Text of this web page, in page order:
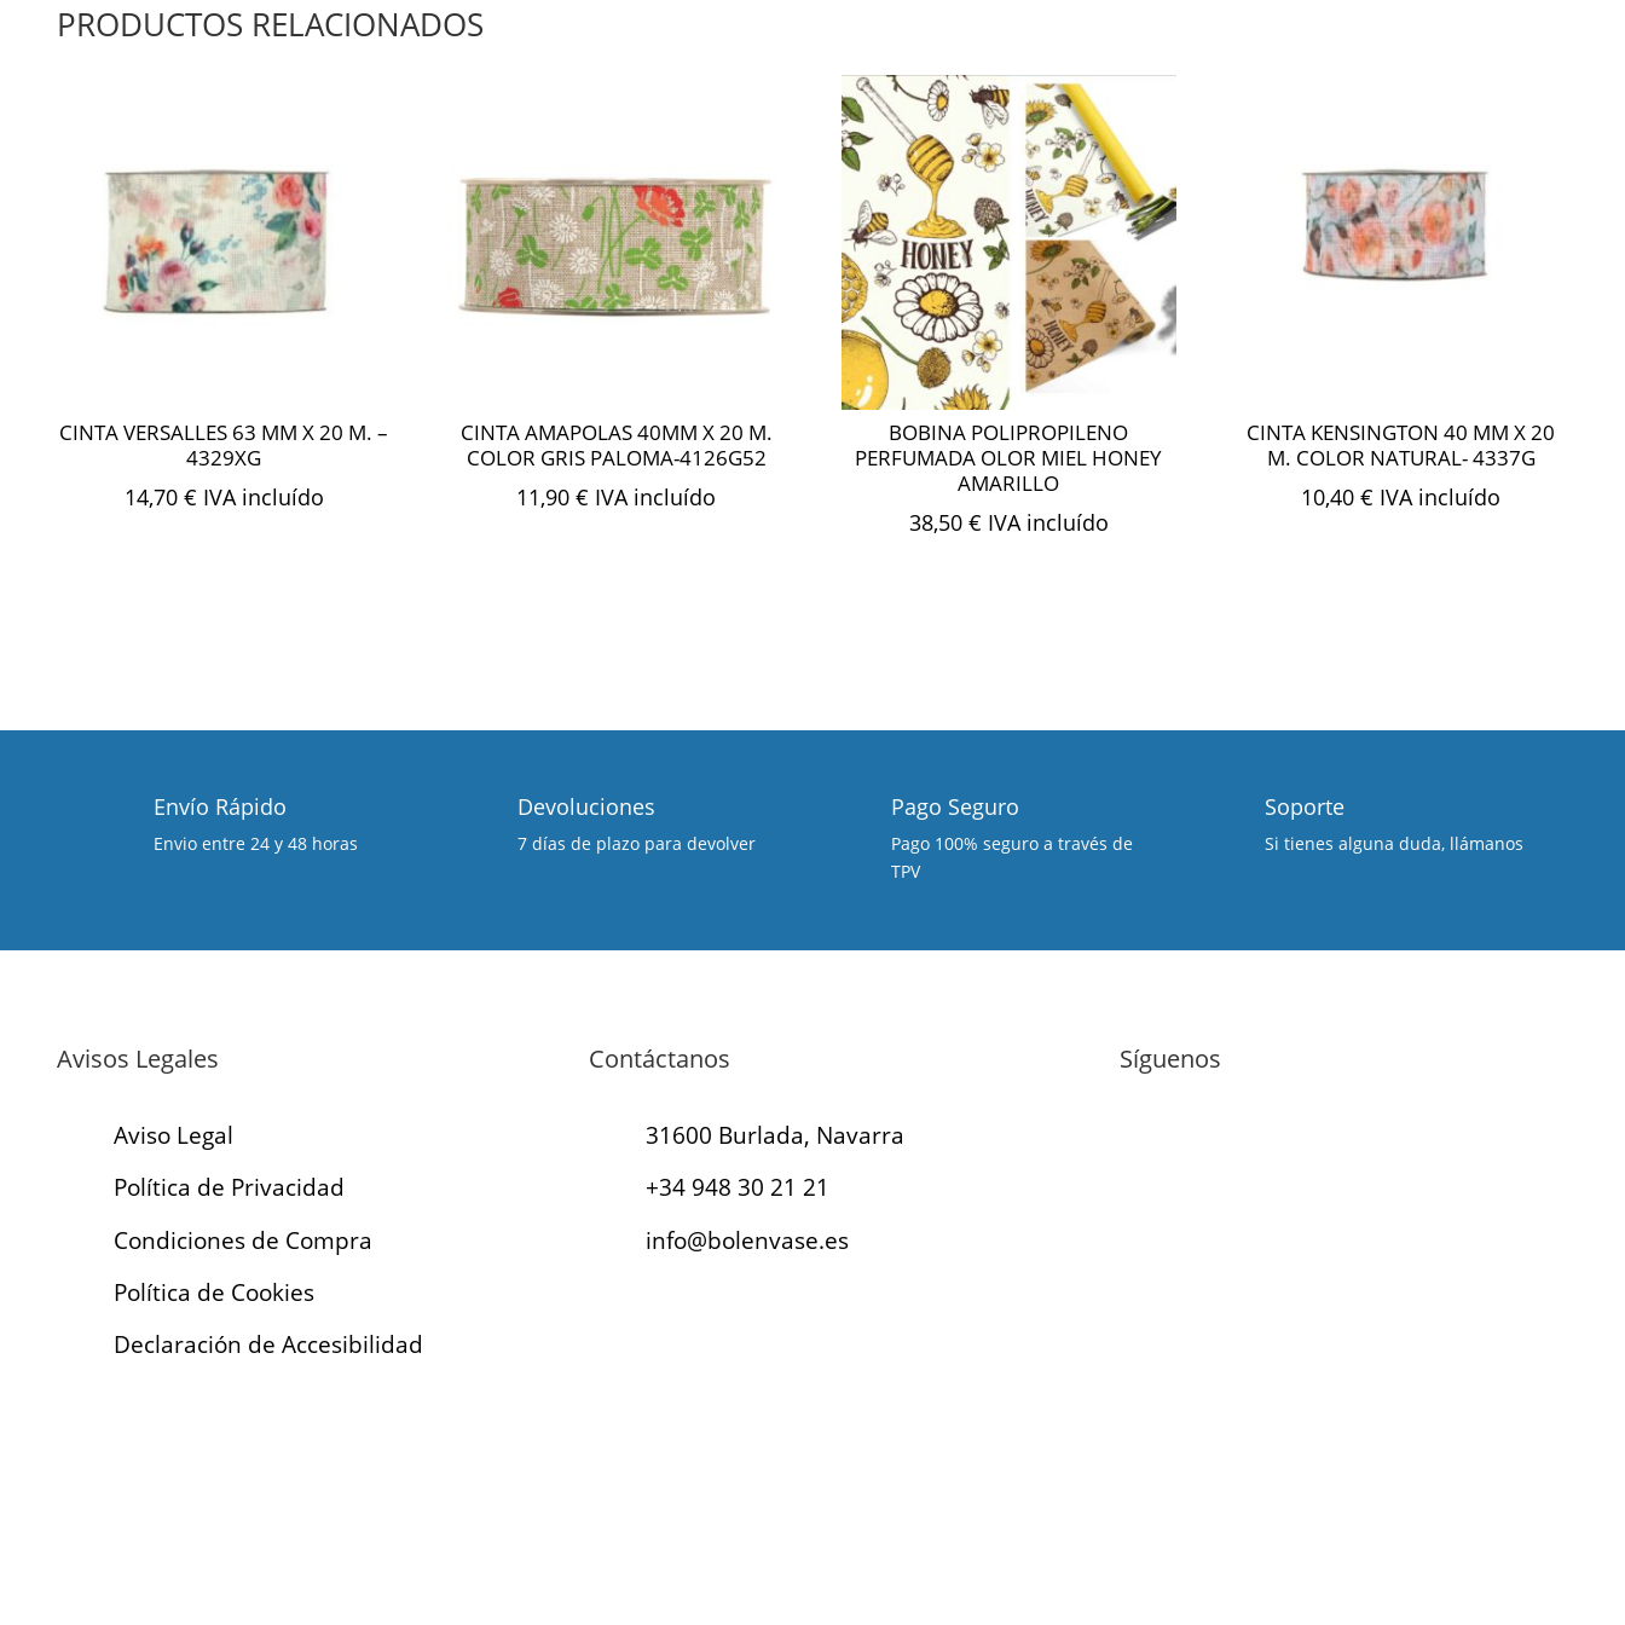
PRODUCTOS RELACIONADOS
CINTA VERSALLES 63 MM X 20 M. –
4329XG
14,70 € IVA incluído
CINTA AMAPOLAS 40MM X 20 M.
COLOR GRIS PALOMA-4126G52
11,90€ IVA incluído
BOBINA POLIPROPILENO
PERFUMADA OLOR MIEL HONEY
AMARILLO
38,50 € IVA incluído
CINTA KENSINGTON 40 MM X 20
M. COLOR NATURAL- 4337G
10,40€ IVA incluído
Envío Rápido
Envio entre 24 y 48 horas
Devoluciones
7 días de plazo para devolver
Pago Seguro
Pago 100% seguro a través de
TPV
Soporte
Si tienes alguna duda, llámanos
Avisos Legales
Aviso Legal
Política de Privacidad
Condiciones de Compra
Política de Cookies
Declaración de Accesibilidad
Contáctanos
31600 Burlada, Navarra
+34 948 30 21 21
info@bolenvase.es
Síguenos